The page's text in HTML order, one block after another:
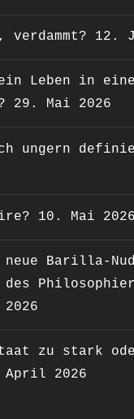
verdammt? 12.
Leben in
29. Mai 2026
ungern
10. Mai 2026
neue Barilla-
zu stark
April 2026